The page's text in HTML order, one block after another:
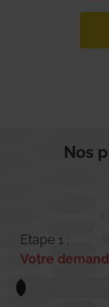
Nos
Etape 1 :
Votre